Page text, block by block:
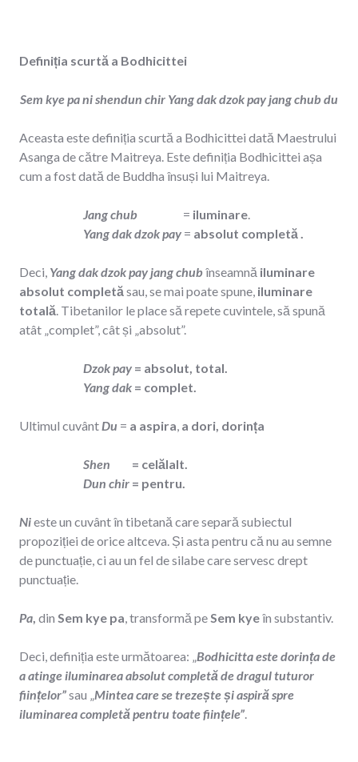
Definiția scurtă a Bodhicittei
Sem kye pa ni shendun chir Yang dak dzok pay jang chub du
Aceasta este definiția scurtă a Bodhicittei dată Maestrului
Asanga de către Maitreya. Este definiția Bodhicittei așa
cum a fost dată de Buddha însuși lui Maitreya.
Jang chub = iluminare.
Yang dak dzok pay = absolut completă .
Deci, Yang dak dzok pay jang chubînseamnă iluminare
absolut completăsau, se mai poate spune, iluminare
totală. Tibetanilor le place să repete cuvintele, să spună
atât „complet”, cât și „absolut”.
Dzok pay = absolut, total.
Yang dak = complet.
Ultimul cuvântDu = a aspira, a dori, dorința
Shen = celălalt.
Dun chir = pentru.
Nieste un cuvânt în tibetană care separă subiectul
propoziției de orice altceva. Și asta pentru că nu au semne
de punctuație, ci au un fel de silabe care servesc drept
punctuație.
Pa, din Sem kye pa, transformă peSem kyeîn substantiv.
Deci, definiția este următoarea: „Bodhicitta este dorința de
a atinge iluminarea absolut completă de dragul tuturor
ființelor”sau „Mintea care se trezește și aspiră spre
iluminarea completă pentru toate ființele”.